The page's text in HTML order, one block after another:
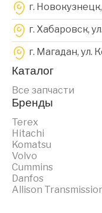
г.
г. Хабаровск,
г. Магадан, ул.
Каталог
Все запчасти
Бренды
Terex
Hitachi
Komatsu
Volvo
Cummins
Danfos
Allison